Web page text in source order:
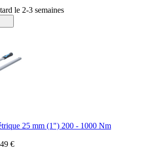
le 2-3 semaines
25 mm (1") 200 - 1000 Nm
€